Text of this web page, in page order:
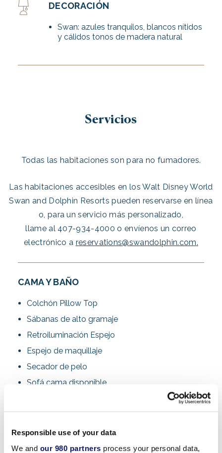
Responsible use of your data
We and our 980 partners process your personal data,
DECORACIÓN
Swan: azules tranquilos, blancos nítidos
y cálidos tonos de madera natural
Servicios
Todas las habitaciones son para no fumadores.
Las habitaciones accesibles en los Walt Disney World
Swan and Dolphin Resorts pueden reservarse en línea
o, para un servicio más personalizado,
llame al 407-934-4000 o envíenos un correo
electrónico a reservations@swandolphin.com.
CAMA Y BAÑO
Colchón Pillow Top
Sábanas de alto gramaje
Retroiluminación Espejo
Espejo de maquillaje
Secador de pelo
Sofá cama disponible
Swan – Lavabo doble (en la mayoría de las
CARACTERÍSTICAS DE LA HABITACIÓN